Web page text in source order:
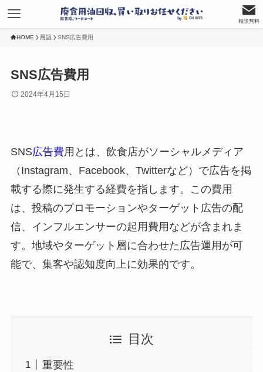
相談無料
HOME 用語 SNS広告費用
SNS広告費用
2024年4月15日
SNS広告費用とは、飲食店がソーシャルメディア
（Instagram、Facebook、Twitterなど）で広告を掲
載する際に発生する経費を指します。この費用
は、投稿のプロモーションやターゲット広告の配
信、インフルエンサーの起用費用などが含まれま
す。地域やターゲット層に合わせた広告運用が可
能で、集客や認知度向上に効果的です。
目次
重要性